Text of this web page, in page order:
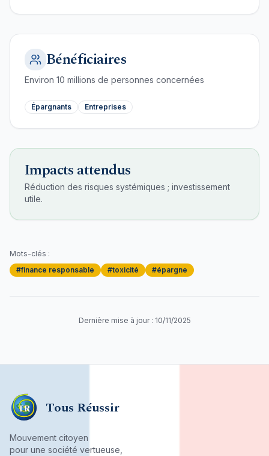
Bénéficiaires
Environ 10 millions de personnes concernées
Épargnants Entreprises
Impacts attendus
Réduction des risques systémiques ; investissement
utile.
Mots-clés :
#finance responsable #toxicité #épargne
Dernière mise à jour : 10/11/2025
TR Tous Réussir
Mouvement citoyen
pour une société vertueuse,